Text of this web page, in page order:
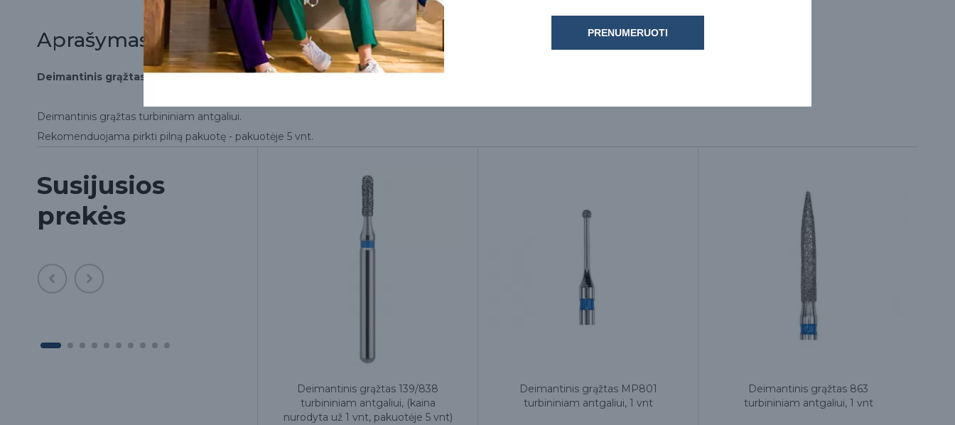
Aprašymas
Deimantinis grąžtas 166/859 turbininiam antgaliui, (kaina nurodyta už 1 vnt, pakuotėje 5 vnt)
Deimantinis grąžtas turbininiam antgaliui.
Rekomenduojama pirkti pilną pakuotę - pakuotėje 5 vnt.
Susijusios
prekės
Deimantinis grąžtas 139/838
turbininiam antgaliui, (kaina
nurodyta už 1 vnt, pakuotėje 5 vnt)
Deimantinis grąžtas MP801
turbininiam antgaliui, 1 vnt
Deimantinis grąžtas 863
turbininiam antgaliui, 1 vnt
PRENUMERUOTI